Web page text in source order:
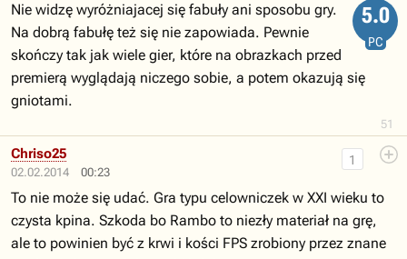
51
5.0
PC
Nie widzę wyróżniajacej się fabuły ani sposobu gry.
Na dobrą fabułę też się nie zapowiada. Pewnie
skończy tak jak wiele gier, które na obrazkach przed
premierą wyglądają niczego sobie, a potem okazują się
gniotami.
02.02.2014 00:23
1
Chriso25
To nie może się udać. Gra typu celowniczek w XXI wieku to
czysta kpina. Szkoda bo Rambo to niezły materiał na grę,
ale to powinien być z krwi i kości FPS zrobiony przez znane